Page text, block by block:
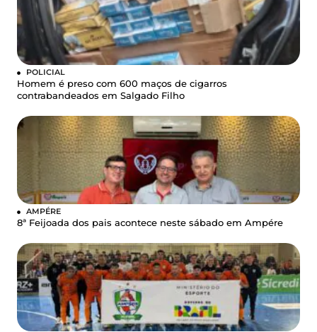
POLICIAL
Homem é preso com 600 maços de cigarros
contrabandeados em Salgado Filho
AMPÉRE
8ª Feijoada dos pais acontece neste sábado em Ampére